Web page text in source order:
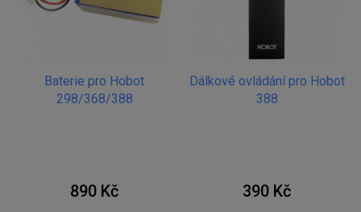
Baterie pro Hobot
298/368/388
890 Kč
Dálkové ovládání pro Hobot
388
390 Kč